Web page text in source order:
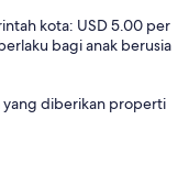
kota: USD 5.00 per
bagi anak berusia
yang diberikan properti